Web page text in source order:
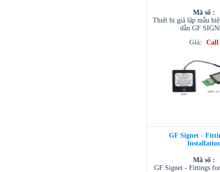
Mã số :
Thiết bị giả lập mẫu
dẫn GF
Giá: Call
GF Signet -
Mã số :
GF Signet - Fittings